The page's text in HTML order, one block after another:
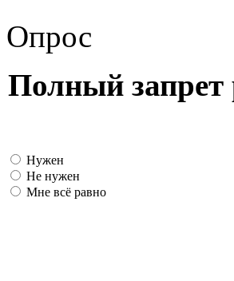
Опрос
Полный
Нужен
Не нужен
Мне всё равно